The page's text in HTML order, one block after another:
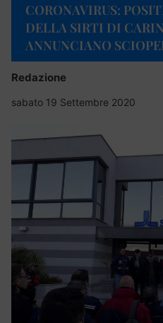
CORONAVIRUS:
DELLA SIRTI DI
ANNUNCIANO
Redazione
sabato 19 Settembre 2020